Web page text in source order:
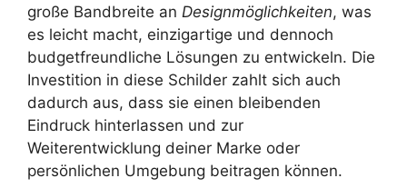
große Bandbreite an Designmöglichkeiten, was
es leicht macht, einzigartige und dennoch
budgetfreundliche Lösungen zu entwickeln. Die
Investition in diese Schilder zahlt sich auch
dadurch aus, dass sie einen bleibenden
Eindruck hinterlassen und zur
Weiterentwicklung deiner Marke oder
persönlichen Umgebung beitragen können.